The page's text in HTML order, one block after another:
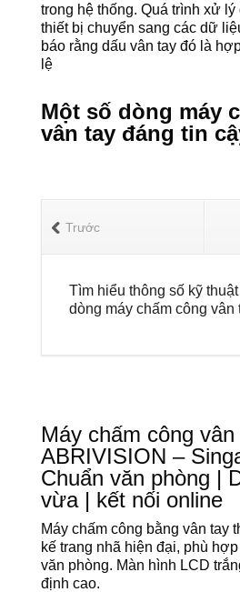
trong hệ thống. Quá trình xử
thiết bị chuyển sang các dữ
báo rằng dấu vân tay đó là
lệ
Một số dòng máy
vân tay đáng tin
Trước
Tìm hiểu thông số kỹ
dòng máy chấm công vân
Máy chấm công
ABRIVISION –
Chuẩn văn phòng |
vừa | kết nối online
Máy chấm công bằng vân tay
kế trang nhã hiện đại, phù
văn phòng. Màn hình LCD
định cao.